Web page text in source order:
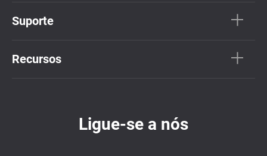
Suporte
Recursos
Ligue-se a nós